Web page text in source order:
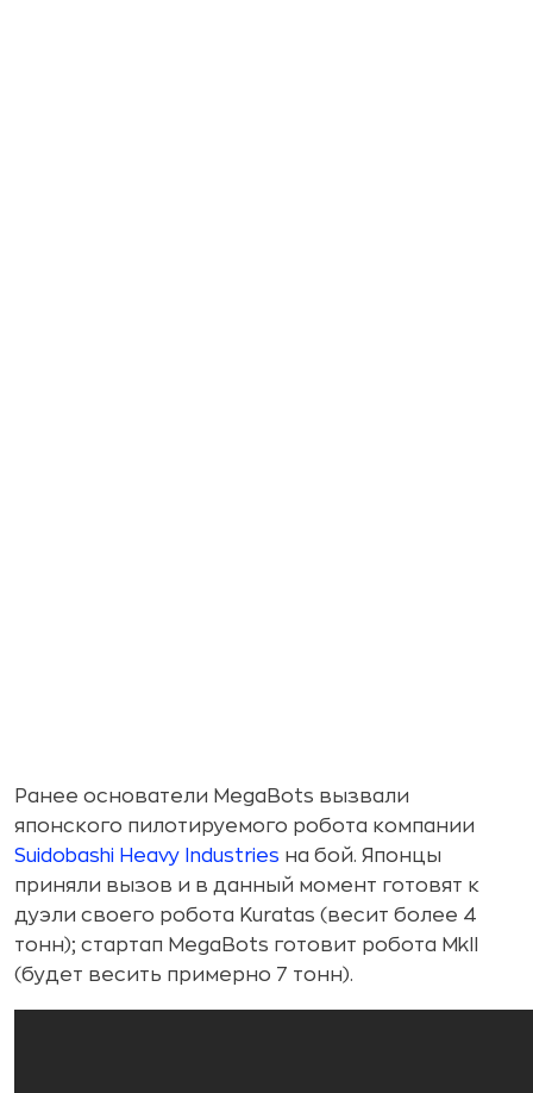
Ранее основатели MegaBots вызвали
японского пилотируемого робота компании
Suidobashi Heavy Industries на бой. Японцы
приняли вызов и в данный момент готовят к
дуэли своего робота Kuratas (весит более 4
тонн); стартап MegaBots готовит робота MkII
(будет весить примерно 7 тонн).